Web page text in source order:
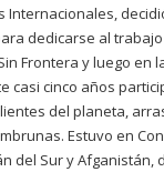
Internacionales,
dedicarse al
Frontera y luego en
casi cinco años
del planeta,
Estuvo en
del Sur y Afganistán,